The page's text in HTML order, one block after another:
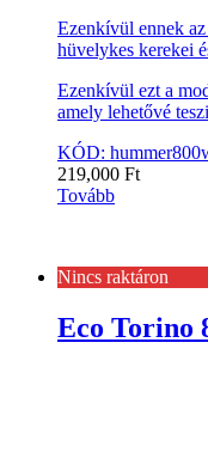
Ezenkívül ennek
hüvelykes kerekei
Ezenkívül ezt a
amely lehetővé
KÓD:
219,000 Ft
Tovább
Nincs raktáron
Eco Torino